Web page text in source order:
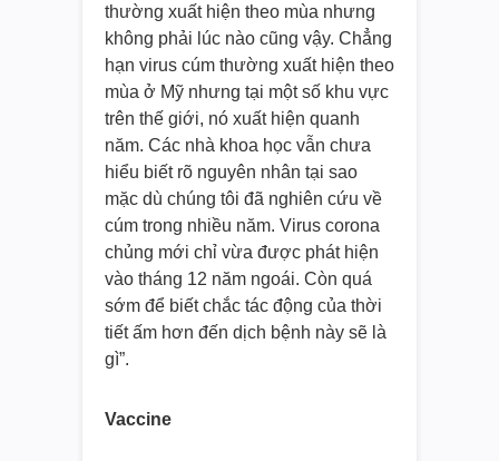
thường xuất hiện theo mùa nhưng
không phải lúc nào cũng vậy. Chẳng
hạn virus cúm thường xuất hiện theo
mùa ở Mỹ nhưng tại một số khu vực
trên thế giới, nó xuất hiện quanh
năm. Các nhà khoa học vẫn chưa
hiểu biết rõ nguyên nhân tại sao
mặc dù chúng tôi đã nghiên cứu về
cúm trong nhiều năm. Virus corona
chủng mới chỉ vừa được phát hiện
vào tháng 12 năm ngoái. Còn quá
sớm để biết chắc tác động của thời
tiết ấm hơn đến dịch bệnh này sẽ là
gì”.
Vaccine